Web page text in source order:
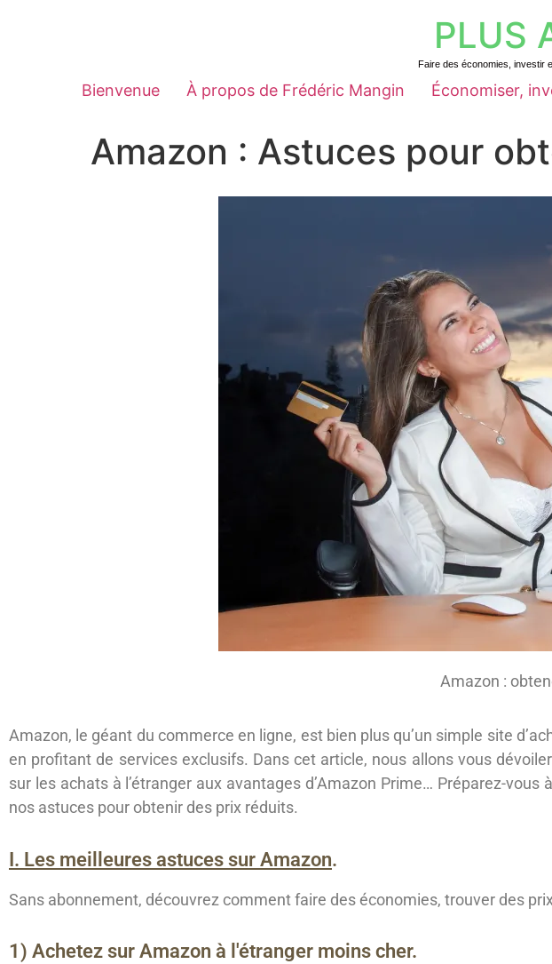
PLUS
Faire des économies, investir
Bienvenue À propos de Frédéric Mangin Économiser,
Amazon : Astuces pour
Amazon :
Amazon, le géant du commerce en ligne, est bien plus qu’un simple site
en profitant de services exclusifs. Dans cet article, nous allons vous
sur les achats à l’étranger aux avantages d’Amazon Prime… Préparez-
nos astuces pour obtenir des prix réduits.
I. Les meilleures astuces sur Amazon.
Sans abonnement, découvrez comment faire des économies, trouver des
1) Achetez sur Amazon à l'étranger moins cher.